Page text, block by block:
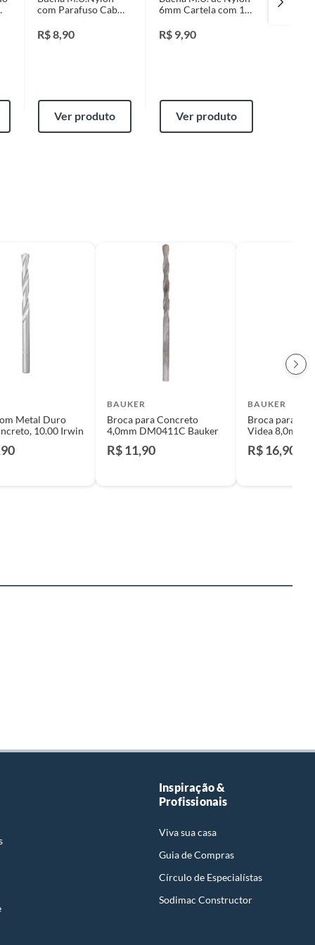
com Parafuso Cab
R$8,90
Ver produto
6mm Cartela com 10
R$ 9,90
Ver produto
Cabeça
Metal Duro
10.00 Irwin
BAUKER
Broca para Concreto
4,0mm DM0411C Bauker
R$ 11,90
BAUKER
Broca para
Videa 8,0mm
R$ 16,90
Inspiração &
Profissionais
Viva sua casa
Guia de Compras
Círculo de Especialístas
Sodimac Constructor